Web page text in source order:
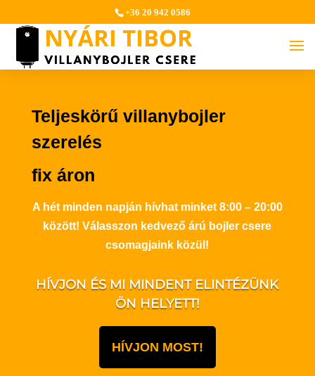
+36 20 942 0586
Teljeskörű villanybojler
szerelés
fix áron
A hét minden napján hívhat minket 8:00 – 20:00
között! Válasszon kedvező árú bojler csere
csomagjaink közül!
HÍVJON ÉS MI MINDENT ELINTÉZÜNK
ÖN HELYETT!
HÍVJON MOST!